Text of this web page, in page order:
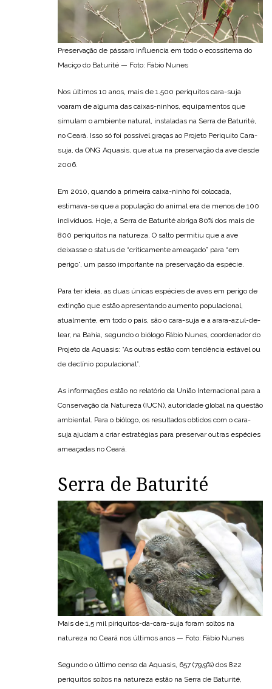
Preservação de pássaro influencia em todo o ecossitema do
Maciço do Baturité — Foto: Fábio Nunes
Nos últimos 10 anos, mais de 1.500 periquitos cara-suja
voaram de alguma das caixas-ninhos, equipamentos que
simulam o ambiente natural, instaladas na Serra de Baturité,
no Ceará. Isso só foi possível graças ao Projeto Periquito Cara-
suja, da ONG Aquasis, que atua na preservação da ave desde
2006.
Em 2010, quando a primeira caixa-ninho foi colocada,
estimava-se que a população do animal era de menos de 100
indivíduos. Hoje, a Serra de Baturité abriga 80% dos mais de
800 periquitos na natureza. O salto permitiu que a ave
deixasse o status de “criticamente ameaçado” para “em
perigo”, um passo importante na preservação da espécie.
Para ter ideia, as duas únicas espécies de aves em perigo de
extinção que estão apresentando aumento populacional,
atualmente, em todo o país, são o cara-suja e a arara-azul-de-
lear, na Bahia, segundo o biólogo Fábio Nunes, coordenador do
Projeto da Aquasis: “As outras estão com tendência estável ou
de declínio populacional”.
As informações estão no relatório da União Internacional para a
Conservação da Natureza (IUCN), autoridade global na questão
ambiental. Para o biólogo, os resultados obtidos com o cara-
suja ajudam a criar estratégias para preservar outras espécies
ameaçadas no Ceará.
Serra de Baturité
Mais de 1,5 mil piriquitos-da-cara-suja foram soltos na
natureza no Ceará nos últimos anos — Foto: Fábio Nunes
Segundo o último censo da Aquasis, 657 (79,9%) dos 822
periquitos soltos na natureza estão na Serra de Baturité,